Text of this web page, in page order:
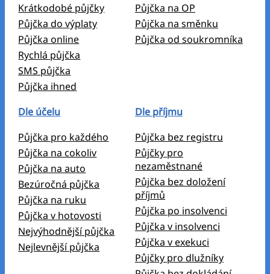
Krátkodobé půjčky
Půjčka do výplaty
Půjčka online
Rychlá půjčka
SMS půjčka
Půjčka ihned
Půjčka na OP
Půjčka na směnku
Půjčka od soukromníka
Dle účelu
Půjčka pro každého
Půjčka na cokoliv
Půjčka na auto
Bezúročná půjčka
Půjčka na ruku
Půjčka v hotovosti
Nejvýhodnější půjčka
Nejlevnější půjčka
Dle příjmu
Půjčka bez registru
Půjčky pro
nezaměstnané
Půjčka bez doložení
příjmů
Půjčka po insolvenci
Půjčka v insolvenci
Půjčka v exekuci
Půjčky pro dlužníky